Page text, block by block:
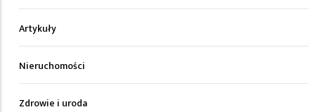
Artykuły
Nieruchomości
Zdrowie i uroda